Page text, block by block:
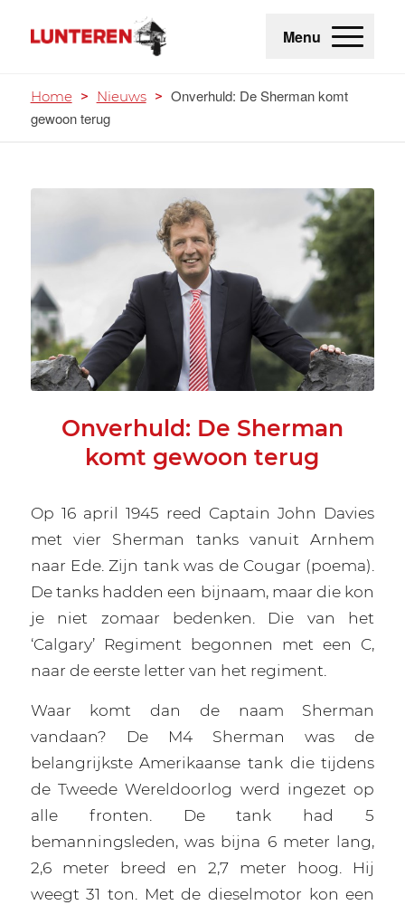
Menu
Home > Nieuws > Onverhuld: De Sherman komt
gewoon terug
Onverhuld: De Sherman
komt gewoon terug
Op 16 april 1945 reed Captain John Davies
met vier Sherman tanks vanuit Arnhem
naar Ede. Zijn tank was de Cougar (poema).
De tanks hadden een bijnaam, maar die kon
je niet zomaar bedenken. Die van het
‘Calgary’ Regiment begonnen met een C,
naar de eerste letter van het regiment.
Waar komt dan de naam Sherman
vandaan? De M4 Sherman was de
belangrijkste Amerikaanse tank die tijdens
de Tweede Wereldoorlog werd ingezet op
alle fronten. De tank had 5
bemanningsleden, was bijna 6 meter lang,
2,6 meter breed en 2,7 meter hoog. Hij
weegt 31 ton. Met de dieselmotor kon een